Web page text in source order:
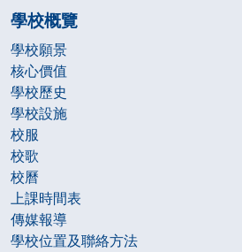
學校概覽
學校願景
核心價值
學校歷史
學校設施
校服
校歌
校曆
上課時間表
傳媒報導
學校位置及聯絡方法